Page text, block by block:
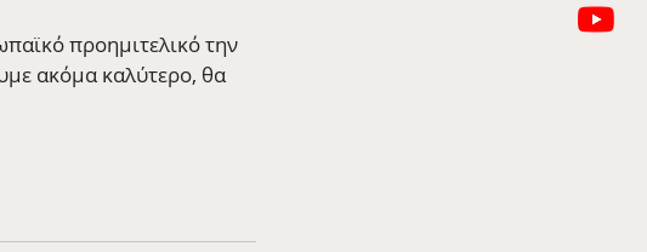
προημιτελικό την
ακόμα καλύτερο, θα